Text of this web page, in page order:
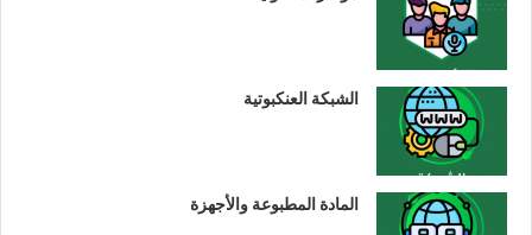
الشبكة العنكبوتية
المادة المطبوعة والأجهزة